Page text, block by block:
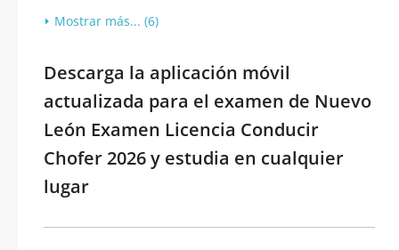
Mostrar más... (6)
Descarga la aplicación móvil
actualizada para el examen de Nuevo
León Examen Licencia Conducir
Chofer 2026 y estudia en cualquier
lugar